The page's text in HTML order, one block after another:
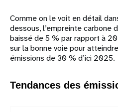
Comme on le voit en détail
dessous, l’empreinte carbone
baissé de 5 % par rapport à
sur la bonne voie pour
émissions de 30 % d’ici 2025.
Tendances des